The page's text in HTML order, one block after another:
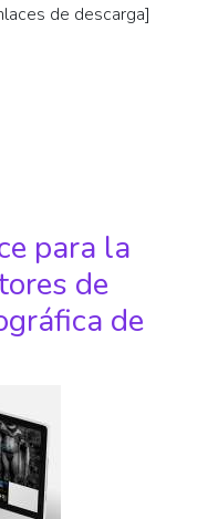
de descarga]
para la
de
de